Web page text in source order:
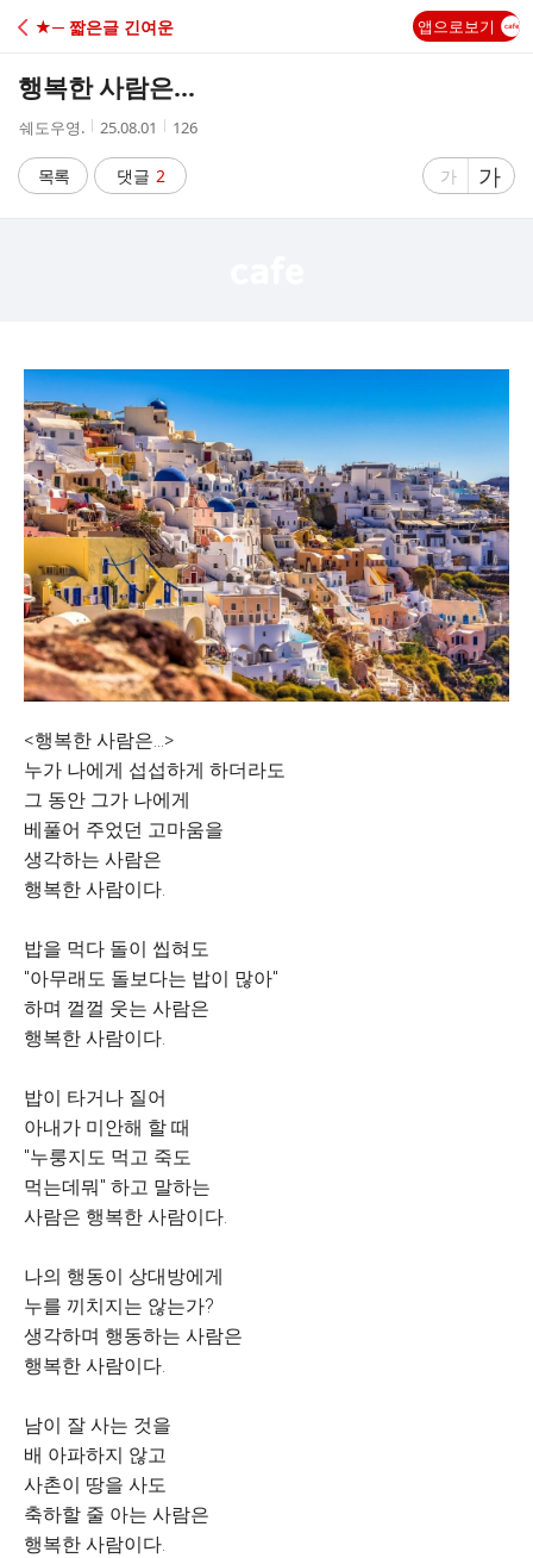
C
A
★─ 짧은글 긴여운 앱으로보기
행복한 사람은...
작
자
쉐도우영.
작
시
간
25.08.01
조
수
126
목록 댓글 2
글
가
글
자
가
<행복한 사람은...>
누가 나에게 섭섭하게 하더라도
그 동안 그가 나에게
베풀어 주었던 고마움을
생각하는 사람은
행복한 사람이다.
밥을 먹다 돌이 씹혀도
"아무래도 돌보다는 밥이 많아"
하며 껄껄 웃는 사람은
행복한 사람이다.
밥이 타거나 질어
아내가 미안해 할 때
"누룽지도 먹고 죽도
먹는데뭐" 하고 말하는
사람은 행복한 사람이다.
나의 행동이 상대방에게
누를 끼치지는 않는가?
생각하며 행동하는 사람은
행복한 사람이다.
남이 잘 사는 것을
배 아파하지 않고
사촌이 땅을 사도
축하할 줄 아는 사람은
행복한 사람이다.